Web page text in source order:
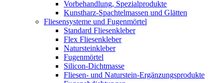
Vorbehandlung, Spezialprodukte
Kunstharz-Spachtelmassen und Glätten
Fliesensysteme und Fugenmörtel
Standard Fliesenkleber
Flex Fliesenkleber
Natursteinkleber
Fugenmörtel
Silicon-Dichtmasse
Fliesen- und Naturstein-Ergänzungsprodukte